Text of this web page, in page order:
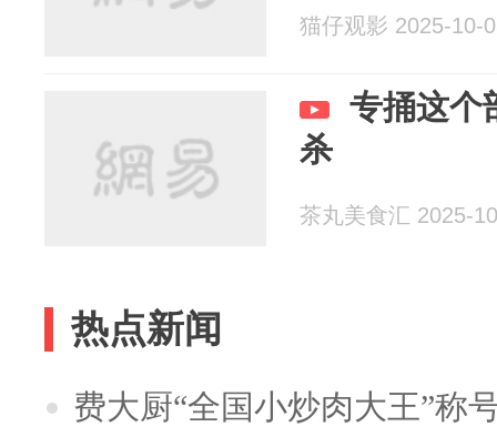
猫仔观影 2025-10-
专捅这个
杀
茶丸美食汇 2025-
热点新闻
费大厨“全国小炒肉大王”称